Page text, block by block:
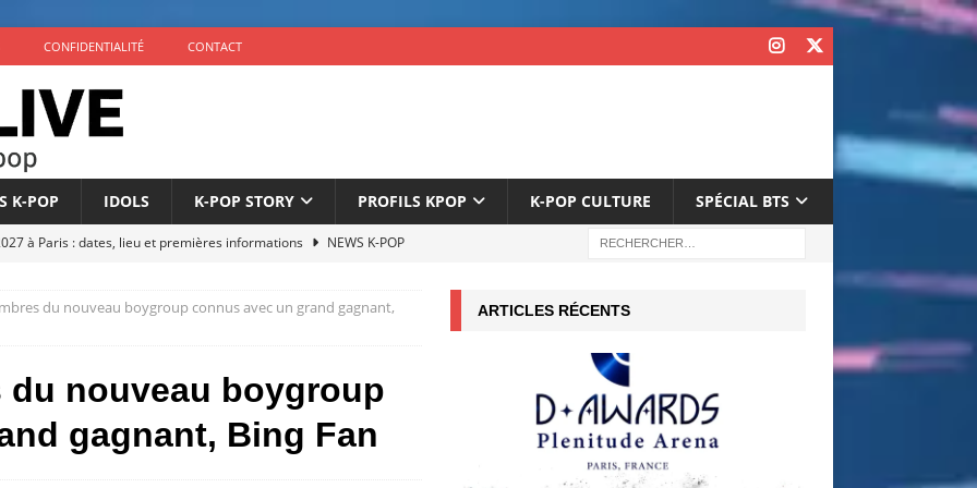
CONFIDENTIALITÉ CONTACT
K-POP IDOLS K-POP STORY PROFILS KPOP K-POP CULTURE SPÉCIAL BTS
à Paris : dates, lieu et premières informations
NEWS K-POP
son comeback avec l’EP ‘The Phase’ le 4 septembre
son retour à 9 membres sous un nouveau label
NEWS
du nouveau boygroup connus avec un grand gagnant,
du nouveau boygroup
gagnant, Bing Fan
ARTICLES RÉCENTS